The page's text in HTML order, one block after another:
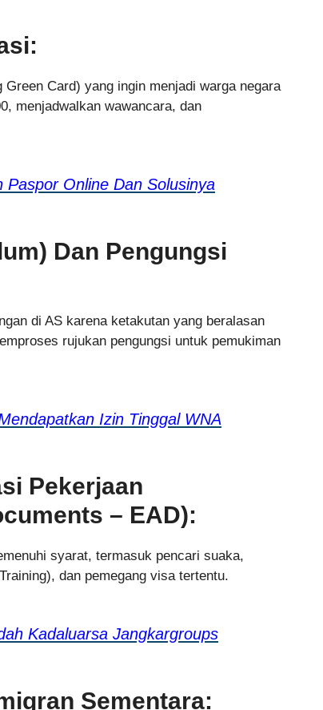
Card) yang ingin menjadi warga negara
menjadwalkan wawancara, dan
Paspor Online Dan Solusinya
Dan Pengungsi
di AS karena ketakutan yang beralasan
rujukan pengungsi untuk pemukiman
Izin Tinggal WNA
Pekerjaan
– EAD):
syarat, termasuk pencari suaka,
dan pemegang visa tertentu.
Kadaluarsa Jangkargroups
Sementara: